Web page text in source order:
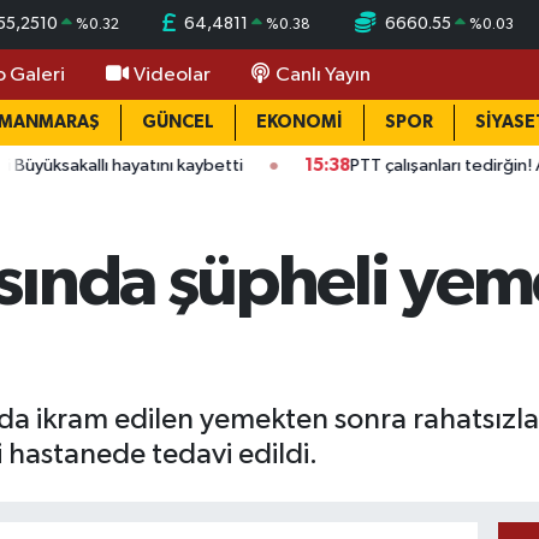
%0.32 64,4811 %0.38 6660.55 %0.03
Galeri Videolar Canlı Yayın
GÜNCEL EKONOMİ SPOR
hayatını kaybetti 15:38 PTT çalışanları tedirğin! Ateş:
şüpheli
ikram edilen yemekten sonra
hastanede tedavi edildi.